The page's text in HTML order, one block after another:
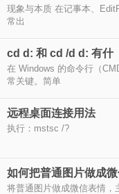
现象与本质 在记事本、
常出
cd d: 和 cd /d d: 有什
在 Windows 的命令行（
常关键。简单
远程桌面连接用法
执行：mstsc /?
如何把普通图片做成
将普通图片做成微信表情，